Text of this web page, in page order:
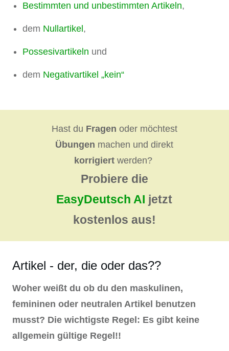
Bestimmten und unbestimmten Artikeln,
dem Nullartikel ,
Possesivartikeln und
dem Negativartikel „kein“
Hast du Fragen oder möchtest
Übungen machen und direkt
korrigiert werden?
Probiere die
EasyDeutsch AI jetzt
kostenlos aus!
Artikel - der, die oder das??
Woher weißt du ob du den maskulinen,
femininen oder neutralen Artikel benutzen
musst? Die wichtigste Regel: Es gibt keine
allgemein gültige Regel!!